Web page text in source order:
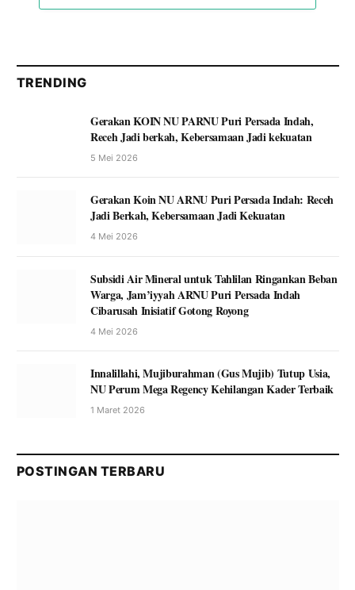
TRENDING
Gerakan KOIN NU PARNU Puri Persada Indah,
Receh Jadi berkah, Kebersamaan Jadi kekuatan
5 Mei 2026
Gerakan Koin NU ARNU Puri Persada Indah: Receh
Jadi Berkah, Kebersamaan Jadi Kekuatan
4 Mei 2026
Subsidi Air Mineral untuk Tahlilan Ringankan Beban
Warga, Jam’iyyah ARNU Puri Persada Indah
Cibarusah Inisiatif Gotong Royong
4 Mei 2026
Innalillahi, Mujiburahman (Gus Mujib) Tutup Usia,
NU Perum Mega Regency Kehilangan Kader Terbaik
1 Maret 2026
POSTINGAN TERBARU